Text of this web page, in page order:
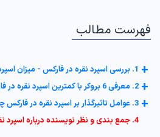
فهرست مطالب
1. بررسی اسپرد نقره در فارکس - میزان اسپرد XAGUSD فارکس چقدر است؟ +
2. معرفی 6 بروکر با کمترین اسپرد نقره در فارکس +
3. عوامل تاثیرگذار بر اسپرد نقره در فارکس چیست؟ +
4. جمع بندی و نظر نویسنده درباره اسپرد نقره در فارکس